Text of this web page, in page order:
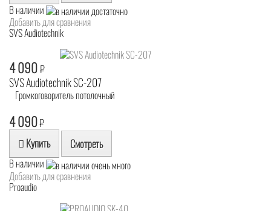
В наличии
Добавить для сравнения
SVS Audiotechnik
4 090₽
SVS Audiotechnik SC-207
Громкоговоритель потолочный
4 090₽
Купить Смотреть
В наличии
Добавить для сравнения
Proaudio